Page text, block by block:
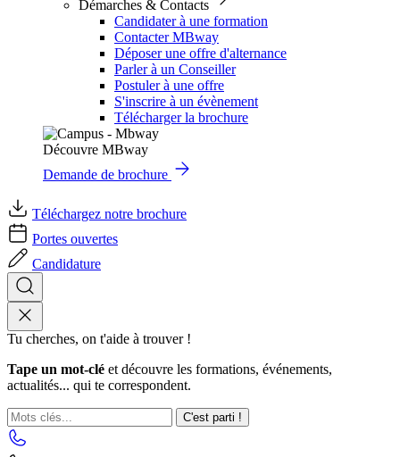
Démarches & Contacts
Candidater à une formation
Contacter MBway
Déposer une offre d'alternance
Parler à un Conseiller
Postuler à une offre
S'inscrire à un évènement
Télécharger la brochure
Découvre MBway
Demande de brochure
Téléchargez notre brochure
Portes ouvertes
Candidature
Tu cherches, on t'aide à trouver !
Tape un mot-clé et découvre les formations, événements,
actualités... qui te correspondent.
C'est parti !